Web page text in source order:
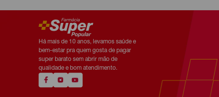
Há mais de 10 anos, levamos saúde e
bem-estar pra quem gosta de pagar
super barato sem abrir mão de
qualidade e bom atendimento.